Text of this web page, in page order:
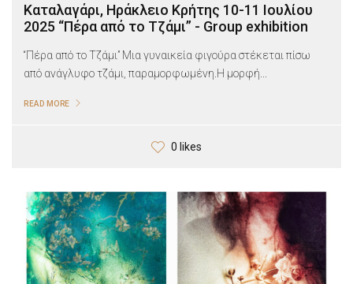
Καταλαγάρι, Ηράκλειο Κρήτης 10-11 Ιουλίου
2025 “Πέρα από το Τζάμι” - Group exhibition
“Πέρα από το Τζάμι” Μια γυναικεία φιγούρα στέκεται πίσω
από ανάγλυφο τζάμι, παραμορφωμένη.Η μορφή...
READ MORE
0 likes